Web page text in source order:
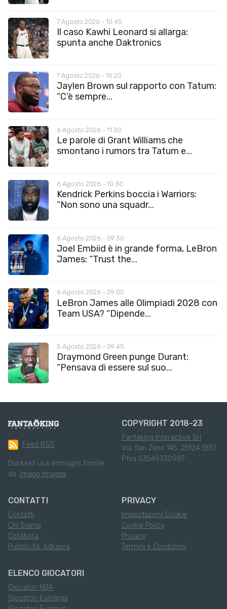
7 Agosto 2026 - 10:45
Il caso Kawhi Leonard si allarga:
spunta anche Daktronics
7 Agosto 2026 - 10:20
Jaylen Brown sul rapporto con Tatum:
“C’è sempre...
6 Agosto 2026 - 11:30
Le parole di Grant Williams che
smontano i rumors tra Tatum e...
6 Agosto 2026 - 10:30
Kendrick Perkins boccia i Warriors:
“Non sono una squadr...
6 Agosto 2026 - 09:30
Joel Embiid è in grande forma, LeBron
James: “Trust the...
6 Agosto 2026 - 09:00
LeBron James alle Olimpiadi 2028 con
Team USA? “Dipende...
5 Agosto 2026 - 09:45
Draymond Green punge Durant:
“Pensava di essere sul suo...
Feed RSS
Dunkest usa immagini fornite
da: Imago Images
COPYRIGHT 2018-23
Fantaking Interactive Srl
Via San Zeno 145, 25124 (BS)
P.Iva 03549330987
CONTATTI
Contatti
Chi Siamo
Collabora
Pubblicità: Adkaora
PRIVACY
Impostazioni Cookie
Cookie Policy
Privacy
Termini e Condizioni
ELENCO GIOCATORI
Giocatori NBA
Giocatori Eurolega